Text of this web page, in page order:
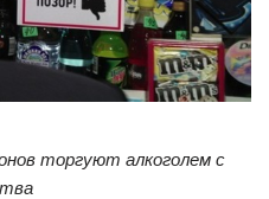
торгуют алкоголем с